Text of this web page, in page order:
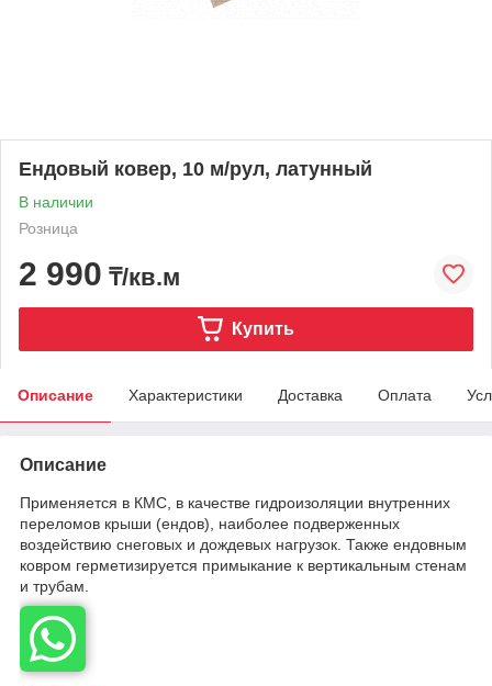
Ендовый ковер, 10 м/рул, латунный
В наличии
Розница
2 990 ₸/кв.м
Купить
Описание Характеристики Доставка Оплата
Описание
Применяется в КМС, в качестве гидроизоляции внутренних
переломов крыши (ендов), наиболее подверженных
воздействию снеговых и дождевых нагрузок. Также ендовным
ковром герметизируется примыкание к вертикальным стенам
и трубам.